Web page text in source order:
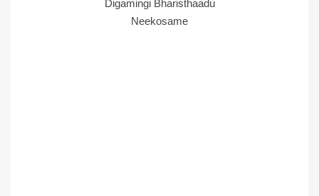
Digamingi Bharisthaadu
Neekosame